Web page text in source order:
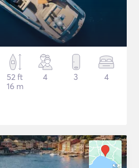
52 ft
16 m
4 3 4